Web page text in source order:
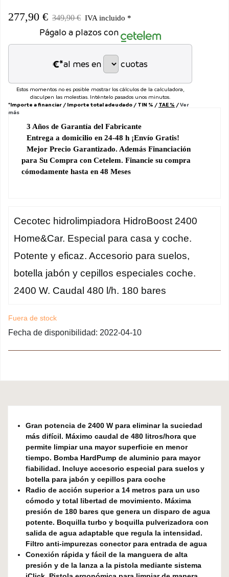
277,90 € 349,90 € IVA incluido *
Págalo a plazos con
€*al mes en cuotas
Estos momentos no es posible mostrar los cálculos de la calculadora,
disculpen las molestias. Inténtelo pasados unos minutos.
*Importe a financiar / Importe total adeudado / TIN % / TAE % /Ver
más
3 Años de Garantía del Fabricante
Entrega a domicilio en 24-48 h ¡Envío Gratis!
Mejor Precio Garantizado. Además Financiación
para Su Compra con Cetelem. Financie su compra
cómodamente hasta en 48 Meses
Cecotec hidrolimpiadora HidroBoost 2400
Home&Car. Especial para casa y coche.
Potente y eficaz. Accesorio para suelos,
botella jabón y cepillos especiales coche.
2400 W. Caudal 480 l/h. 180 bares
Fuera de stock
Fecha de disponibilidad: 2022-04-10
Gran potencia de 2400 W para eliminar la suciedad
más difícil. Máximo caudal de 480 litros/hora que
permite limpiar una mayor superficie en menor
tiempo. Bomba HardPump de aluminio para mayor
fiabilidad. Incluye accesorio especial para suelos y
botella para jabón y cepillos para coche
Radio de acción superior a 14 metros para un uso
cómodo y total libertad de movimiento. Máxima
presión de 180 bares que genera un disparo de agua
potente. Boquilla turbo y boquilla pulverizadora con
salida de agua adaptable que regula la intensidad.
Filtro anti-impurezas conector para entrada de agua
Conexión rápida y fácil de la manguera de alta
presión y de la lanza a la pistola mediante sistema